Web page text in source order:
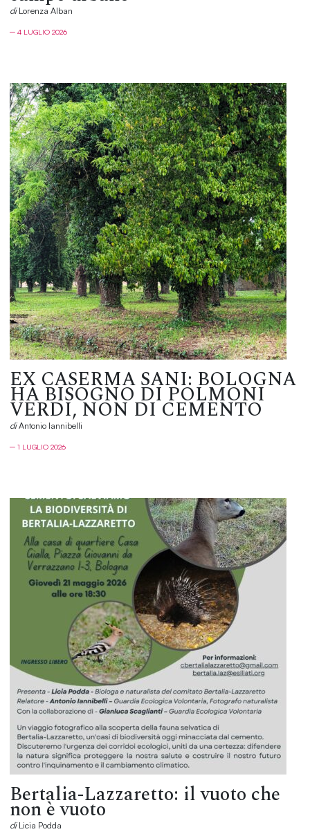
diLorenza Alban
─ 4 LUGLIO 2026
EX CASERMA SANI: BOLOGNA
HA BISOGNO DI POLMONI
VERDI, NON DI CEMENTO
diAntonio Iannibelli
─ 1 LUGLIO 2026
Bertalia-Lazzaretto: il vuoto che
non è vuoto
diLicia Podda